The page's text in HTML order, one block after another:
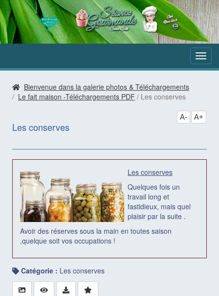
Aller
au
contenu
Bienvenue dans la galerie photos & Téléchargements
Le fait maison -Téléchargements PDF
Les conserves
Les conserves
A- A+
Les conserves
Quelques fois un
travail long et
fastidieux, mais quel
plaisir par la suite .
Avoir des réserves sous la main en toutes saison
,quelque soit vos occupations !
Catégorie : Les conserves